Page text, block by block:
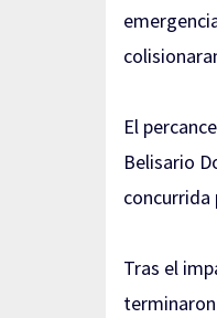
El
Belisario
concurrida
Tras el